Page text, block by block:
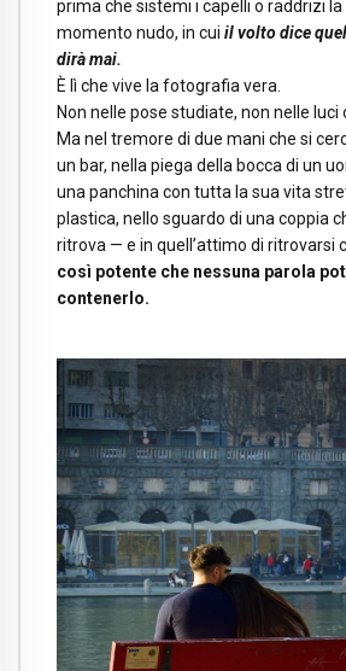
prima che sistemi i capelli o raddrizi la
momento nudo, in cui il volto dice
dirà mai.
È lì che vive la fotografia vera.
Non nelle pose studiate, non nelle luci
Ma nel tremore di due mani che si
un bar, nella piega della bocca di un
una panchina con tutta la sua vita
plastica, nello sguardo di una coppia
ritrova — e in quell’attimo di ritrovarsi
così potente che nessuna parola
contenerlo.